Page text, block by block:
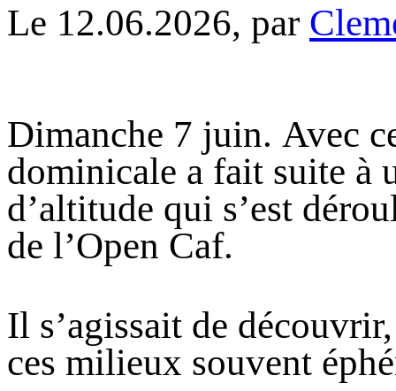
Le 12.06.2026, par
Dimanche 7 juin. Avec
dominicale a fait suite à
d’altitude qui s’est
de l’Open Caf.
Il s’agissait de
ces milieux souvent